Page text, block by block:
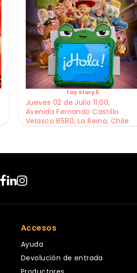
Toy Story 5
Jueves 02 de Julio 11:00,
Avenida Fernando Castillo
Velasco 8580, La Reina, Chile
Accesos
Ayuda
Devolución de entrada